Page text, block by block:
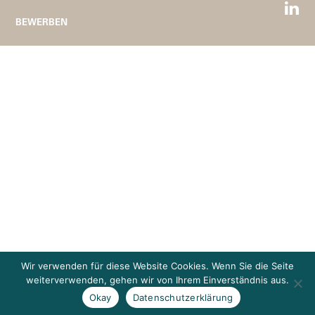
BEWERBEN
Wir verwenden für diese Website Cookies. Wenn Sie die Seite
weiterverwenden, gehen wir von Ihrem Einverständnis aus.
Okay
Datenschutzerklärung